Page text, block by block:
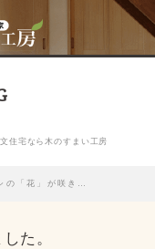
住宅なら木のすまい工房
の「花」が咲き…
た。